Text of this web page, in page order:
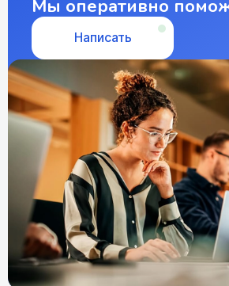
Мы оперативно
Написать